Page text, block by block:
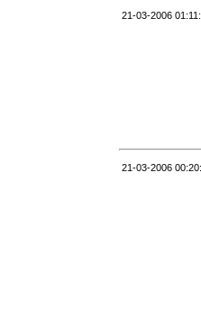
21-03-2006
21-03-2006